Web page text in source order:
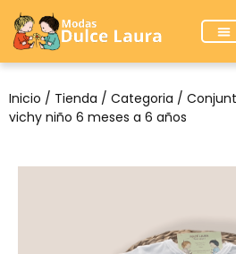
Inicio / Tienda / Categoria /
vichy niño 6 meses a 6 años